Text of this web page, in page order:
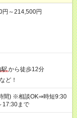
～214,500円
駅から徒歩12分
ど！
間) ※相談OK⇒時短9:30
17:30まで